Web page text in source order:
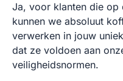
Ja, voor klanten die op
kunnen we absoluut
verwerken in jouw
dat ze voldoen aan
veiligheidsnormen.